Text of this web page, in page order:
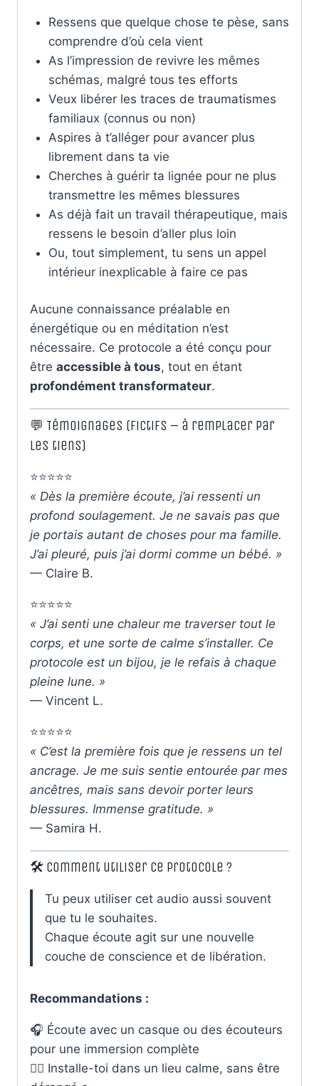
Ressens que quelque chose te pèse, sans
comprendre d’où cela vient
As l’impression de revivre les mêmes
schémas, malgré tous tes efforts
Veux libérer les traces de traumatismes
familiaux (connus ou non)
Aspires à t’alléger pour avancer plus
librement dans ta vie
Cherches à guérir ta lignée pour ne plus
transmettre les mêmes blessures
As déjà fait un travail thérapeutique, mais
ressens le besoin d’aller plus loin
Ou, tout simplement, tu sens un appel
intérieur inexplicable à faire ce pas
Aucune connaissance préalable en
énergétique ou en méditation n’est
nécessaire. Ce protocole a été conçu pour
être accessible à tous, tout en étant
profondément transformateur.
💬 Témoignages (fictifs – à remplacer par
les tiens)
⭐️⭐️⭐️⭐️⭐️
« Dès la première écoute, j’ai ressenti un
profond soulagement. Je ne savais pas que
je portais autant de choses pour ma famille.
J’ai pleuré, puis j’ai dormi comme un bébé. »
— Claire B.
⭐️⭐️⭐️⭐️⭐️
« J’ai senti une chaleur me traverser tout le
corps, et une sorte de calme s’installer. Ce
protocole est un bijou, je le refais à chaque
pleine lune. »
— Vincent L.
⭐️⭐️⭐️⭐️⭐️
« C’est la première fois que je ressens un tel
ancrage. Je me suis sentie entourée par mes
ancêtres, mais sans devoir porter leurs
blessures. Immense gratitude. »
— Samira H.
🛠️ Comment utiliser ce protocole ?
Tu peux utiliser cet audio aussi souvent
que tu le souhaites.
Chaque écoute agit sur une nouvelle
couche de conscience et de libération.
Recommandations :
🎧 Écoute avec un casque ou des écouteurs
pour une immersion complète
🧘‍♀️ Installe-toi dans un lieu calme, sans être